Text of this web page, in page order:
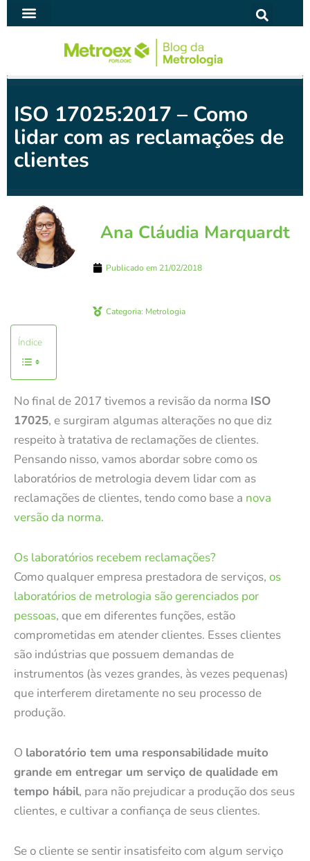
para
ISO 17025:2017 – Como
lidar com as reclamações de
clientes
Ana Cláudia Marquardt
Publicado em 21/02/2018
Categoria: Metrologia
Índice
No final de 2017 tivemos a revisão da norma ISO
17025, e surgiram algumas alterações no que diz
respeito à tratativa de reclamações de clientes.
Pensando nisso, vamos abordar sobre como os
laboratórios de metrologia devem lidar com as
reclamações de clientes, tendo como base a nova
versão da norma.
Os laboratórios recebem reclamações?
Como qualquer empresa prestadora de serviços, os
laboratórios de metrologia são gerenciados por
pessoas, que em diferentes funções, estão
comprometidas em atender clientes. Esses clientes
são indústrias que possuem demandas de
instrumentos (às vezes grandes, às vezes pequenas)
que interferem diretamente no seu processo de
produção.
O laboratório tem uma responsabilidade muito
grande em entregar um serviço de qualidade em
tempo hábil, para não prejudicar a produção dos seus
clientes, e cultivar a confiança de seus clientes.
Se o cliente se sentir insatisfeito com algum serviço